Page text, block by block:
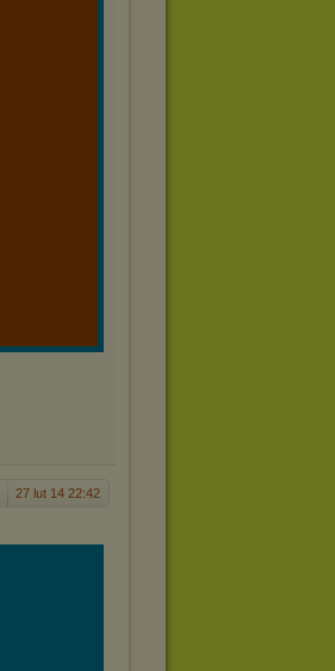
27 lut 14 22:42